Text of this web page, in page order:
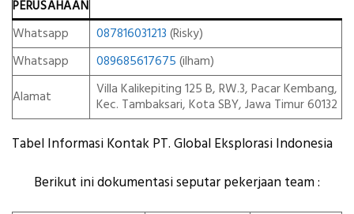
PERUSAHAAN
Whatsapp
087816031213 (Risky)
Whatsapp
089685617675 (ilham)
Alamat
Villa Kalikepiting 125 B, RW.3, Pacar Kembang,
Kec. Tambaksari, Kota SBY, Jawa Timur 60132
Tabel Informasi Kontak PT. Global Eksplorasi Indonesia
Berikut ini dokumentasi seputar pekerjaan team :